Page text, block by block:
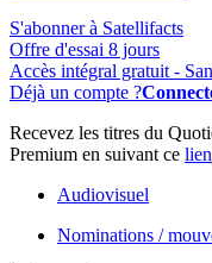
S'abonner à Satellifacts
Offre d'essai 8 jours
Accès intégral gratuit -
Déjà un compte ?
Recevez les titres du
Premium en suivant ce lien
Audiovisuel
Nominations /